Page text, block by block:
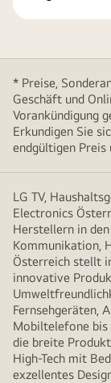
* Preise,
Geschäft und
Vorankündigung
Erkundigen Sie
endgültigen Preis
LG TV,
Electronics
Herstellern in
Kommunikation,
Österreich stellt
innovative
Fernsehgeräten,
Mobiltelefone bis
die breite
High-Tech mit
exzellentes